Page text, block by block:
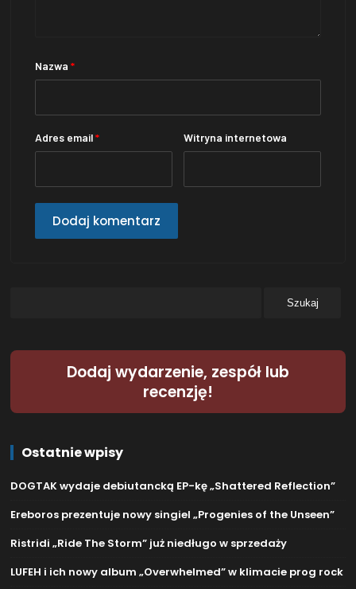
Nazwa*
Adres email* Witryna internetowa
Dodaj wydarzenie, zespół lub
recenzję!
Ostatnie wpisy
DOGTAK wydaje debiutancką EP-kę „Shattered Reflection”
Ereboros prezentuje nowy singiel „Progenies of the Unseen”
Ristridi „Ride The Storm” już niedługo w sprzedaży
LUFEH i ich nowy album „Overwhelmed” w klimacie prog rock